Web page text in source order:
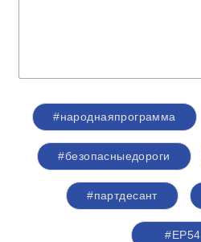
#народнаяпрограмма
#безопасныедороги
#партдесант
#ЕР54